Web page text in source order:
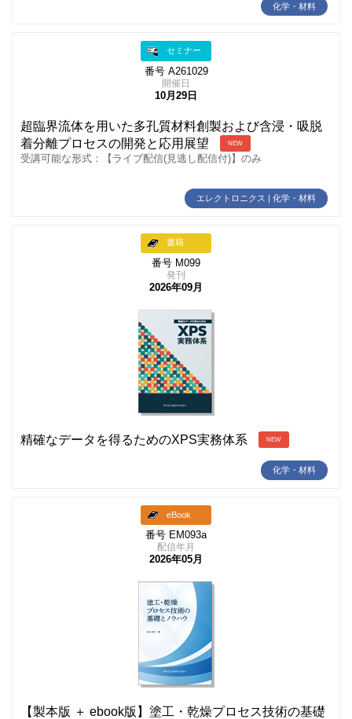
化学・材料
セミナー
番号 A261029
開催日
10月29日
超臨界流体を用いた多孔質材料創製および含浸・吸脱
着分離プロセスの開発と応用展望
NEW
受講可能な形式：【ライブ配信(見逃し配信付)】のみ
エレクトロニクス | 化学・材料
書籍
番号 M099
発刊
2026年09月
精確なデータを得るためのXPS実務体系 NEW
化学・材料
eBook
番号 EM093a
配信年月
2026年05月
【製本版 ＋ ebook版】塗工・乾燥プロセス技術の基礎